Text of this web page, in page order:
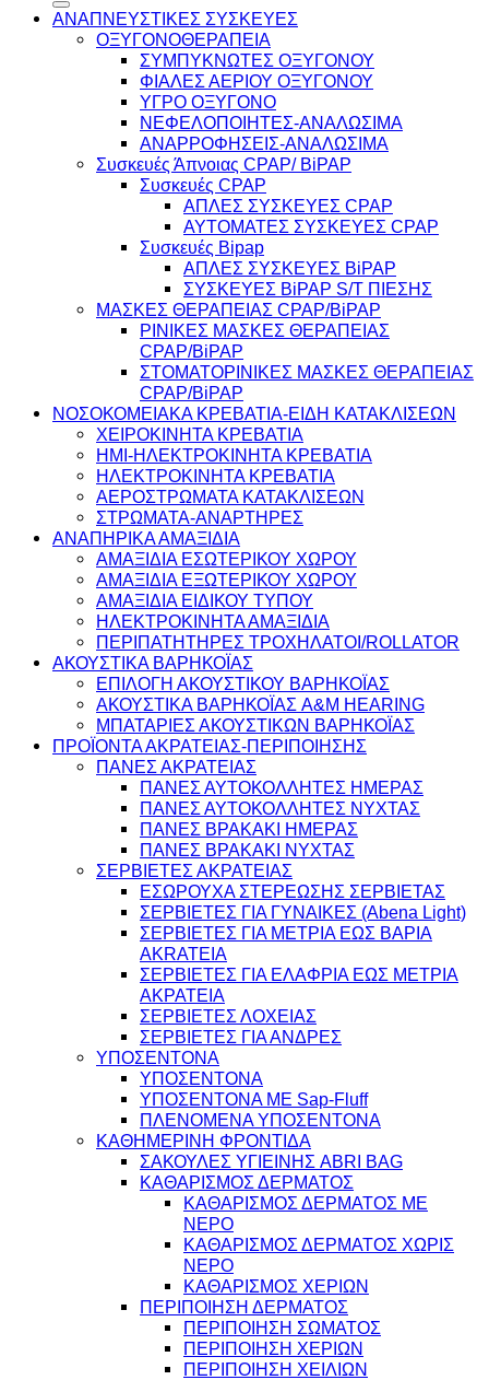
ΑΝΑΠΝΕΥΣΤΙΚΕΣ ΣΥΣΚΕΥΕΣ
ΟΞΥΓΟΝΟΘΕΡΑΠΕΙΑ
ΣΥΜΠΥΚΝΩΤΕΣ ΟΞΥΓΟΝΟΥ
ΦΙΑΛΕΣ ΑΕΡΙΟΥ ΟΞΥΓΟΝΟΥ
ΥΓΡΟ ΟΞΥΓΟΝΟ
ΝΕΦΕΛΟΠΟΙΗΤΕΣ-ΑΝΑΛΩΣΙΜΑ
ΑΝΑΡΡΟΦΗΣΕΙΣ-ΑΝΑΛΩΣΙΜΑ
Συσκευές Άπνοιας CPAP/ BiPAP
Συσκευές CPAP
ΑΠΛΕΣ ΣΥΣΚΕΥΕΣ CPAP
ΑΥΤΟΜΑΤΕΣ ΣΥΣΚΕΥΕΣ CPAP
Συσκευές Bipap
ΑΠΛΕΣ ΣΥΣΚΕΥΕΣ BiPAP
ΣΥΣΚΕΥΕΣ BiPAP S/T ΠΙΕΣΗΣ
ΜΑΣΚΕΣ ΘΕΡΑΠΕΙΑΣ CPAP/BiPAP
ΡΙΝΙΚΕΣ ΜΑΣΚΕΣ ΘΕΡΑΠΕΙΑΣ
CPAP/BiPAP
ΣΤΟΜΑΤΟΡΙΝΙΚΕΣ ΜΑΣΚΕΣ ΘΕΡΑΠΕΙΑΣ
CPAP/BiPAP
ΝΟΣΟΚΟΜΕΙΑΚΑ ΚΡΕΒΑΤΙΑ-ΕΙΔΗ ΚΑΤΑΚΛΙΣΕΩΝ
ΧΕΙΡΟΚΙΝΗΤΑ ΚΡΕΒΑΤΙΑ
ΗΜΙ-ΗΛΕΚΤΡΟΚΙΝΗΤΑ ΚΡΕΒΑΤΙΑ
ΗΛΕΚΤΡΟΚΙΝΗΤΑ ΚΡΕΒΑΤΙΑ
ΑΕΡΟΣΤΡΩΜΑΤΑ ΚΑΤΑΚΛΙΣΕΩΝ
ΣΤΡΩΜΑΤΑ-ΑΝΑΡΤΗΡΕΣ
ΑΝΑΠΗΡΙΚΑ ΑΜΑΞΙΔΙΑ
ΑΜΑΞΙΔΙΑ ΕΣΩΤΕΡΙΚΟΥ ΧΩΡΟΥ
ΑΜΑΞΙΔΙΑ ΕΞΩΤΕΡΙΚΟΥ ΧΩΡΟΥ
ΑΜΑΞΙΔΙΑ ΕΙΔΙΚΟΥ ΤΥΠΟΥ
ΗΛΕΚΤΡΟΚΙΝΗΤΑ ΑΜΑΞΙΔΙΑ
ΠΕΡΙΠΑΤΗΤΗΡΕΣ ΤΡΟΧΗΛΑΤΟΙ/ROLLATOR
ΑΚΟΥΣΤΙΚΑ ΒΑΡΗΚΟΪΑΣ
ΕΠΙΛΟΓΗ ΑΚΟΥΣΤΙΚΟΥ ΒΑΡΗΚΟΪΑΣ
ΑΚΟΥΣΤΙΚΑ ΒΑΡΗΚΟΪΑΣ A&M HEARING
ΜΠΑΤΑΡΙΕΣ ΑΚΟΥΣΤΙΚΩΝ ΒΑΡΗΚΟΪΑΣ
ΠΡΟΪΟΝΤΑ ΑΚΡΑΤΕΙΑΣ-ΠΕΡΙΠΟΙΗΣΗΣ
ΠΑΝΕΣ ΑΚΡΑΤΕΙΑΣ
ΠΑΝΕΣ ΑΥΤΟΚΟΛΛΗΤΕΣ ΗΜΕΡΑΣ
ΠΑΝΕΣ ΑΥΤΟΚΟΛΛΗΤΕΣ ΝΥΧΤΑΣ
ΠΑΝΕΣ ΒΡΑΚΑΚΙ ΗΜΕΡΑΣ
ΠΑΝΕΣ ΒΡΑΚΑΚΙ ΝΥΧΤΑΣ
ΣΕΡΒΙΕΤΕΣ ΑΚΡΑΤΕΙΑΣ
ΕΣΩΡΟΥΧΑ ΣΤΕΡΕΩΣΗΣ ΣΕΡΒΙΕΤΑΣ
ΣΕΡΒΙΕΤΕΣ ΓΙΑ ΓΥΝΑΙΚΕΣ (Abena Light)
ΣΕΡΒΙΕΤΕΣ ΓΙΑ ΜΕΤΡΙΑ ΕΩΣ ΒΑΡΙΑ
AKRATEIA
ΣΕΡΒΙΕΤΕΣ ΓΙΑ ΕΛΑΦΡΙΑ ΕΩΣ ΜΕΤΡΙΑ
ΑΚΡΑΤΕΙΑ
ΣΕΡΒΙΕΤΕΣ ΛΟΧΕΙΑΣ
ΣΕΡΒΙΕΤΕΣ ΓΙΑ ΑΝΔΡΕΣ
ΥΠΟΣΕΝΤΟΝΑ
ΥΠΟΣΕΝΤΟΝΑ
ΥΠΟΣΕΝΤΟΝΑ ΜΕ Sap-Fluff
ΠΛΕΝΟΜΕΝΑ ΥΠΟΣΕΝΤΟΝΑ
ΚΑΘΗΜΕΡΙΝΗ ΦΡΟΝΤΙΔΑ
ΣΑΚΟΥΛΕΣ ΥΓΙΕΙΝΗΣ ABRI BAG
ΚΑΘΑΡΙΣΜΟΣ ΔΕΡΜΑΤΟΣ
ΚΑΘΑΡΙΣΜΟΣ ΔΕΡΜΑΤΟΣ ΜΕ
ΝΕΡΟ
ΚΑΘΑΡΙΣΜΟΣ ΔΕΡΜΑΤΟΣ ΧΩΡΙΣ
ΝΕΡΟ
ΚΑΘΑΡΙΣΜΟΣ ΧΕΡΙΩΝ
ΠΕΡΙΠΟΙΗΣΗ ΔΕΡΜΑΤΟΣ
ΠΕΡΙΠΟΙΗΣΗ ΣΩΜΑΤΟΣ
ΠΕΡΙΠΟΙΗΣΗ ΧΕΡΙΩΝ
ΠΕΡΙΠΟΙΗΣΗ ΧΕΙΛΙΩΝ